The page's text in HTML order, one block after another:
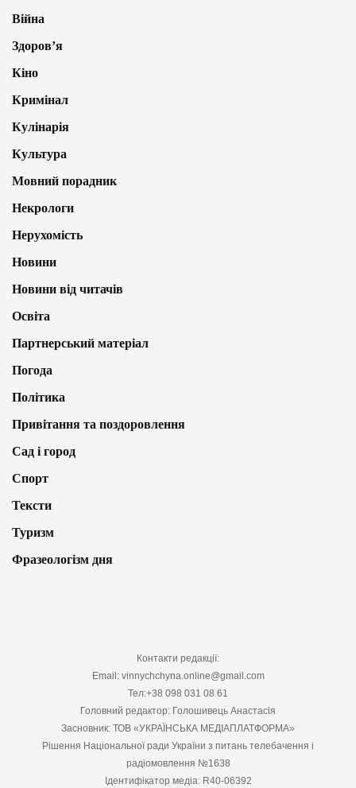
Війна
Здоров’я
Кіно
Кримінал
Кулінарія
Культура
Мовний порадник
Некрологи
Нерухомість
Новини
Новини від читачів
Освіта
Партнерський матеріал
Погода
Політика
Привітання та поздоровлення
Сад і город
Спорт
Тексти
Туризм
Фразеологізм дня
Контакти редакції:
Email: vinnychchyna.online@gmail.com
Тел:+38 098 031 08 61
Головний редактор: Голошивець Анастасія
Засновник: ТОВ «УКРАЇНСЬКА МЕДІАПЛАТФОРМА»
Рішення Національної ради України з питань телебачення і
радіомовлення №1638
Ідентифікатор медіа: R40-06392